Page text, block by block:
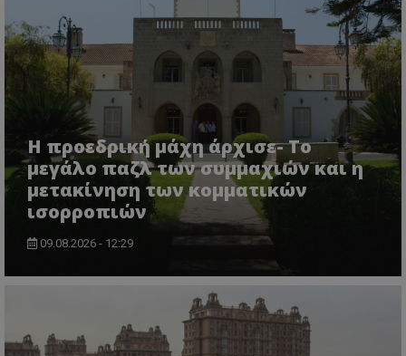
Η προεδρική μάχη άρχισε- Το
μεγάλο παζλ των συμμαχιών και η
μετακίνηση των κομματικών
ισορροπιών
09.08.2026 - 12:29